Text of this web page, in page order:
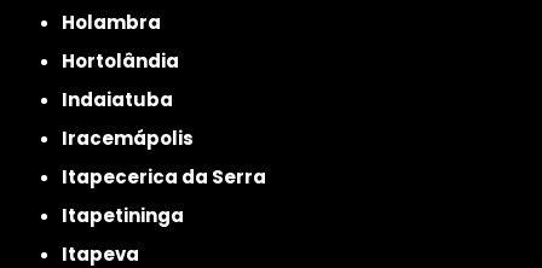
Holambra
Hortolândia
Indaiatuba
Iracemápolis
Itapecerica da Serra
Itapetininga
Itapeva